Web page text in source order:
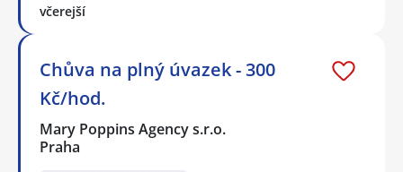
včerejší
Chůva na plný úvazek - 300
Kč/hod.
Mary Poppins Agency s.r.o.
Praha